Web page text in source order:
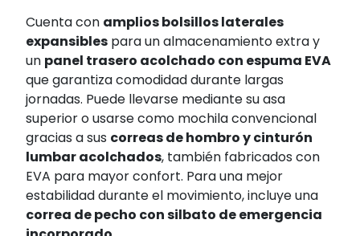
Cuenta con amplios bolsillos laterales
expansibles para un almacenamiento extra y
un panel trasero acolchado con espuma EVA
que garantiza comodidad durante largas
jornadas. Puede llevarse mediante su asa
superior o usarse como mochila convencional
gracias a sus correas de hombro y cinturón
lumbar acolchados, también fabricados con
EVA para mayor confort. Para una mejor
estabilidad durante el movimiento, incluye una
correa de pecho con silbato de emergencia